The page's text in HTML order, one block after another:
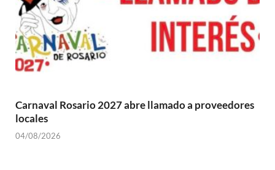
Carnaval Rosario 2027 abre llamado a proveedores
locales
04/08/2026